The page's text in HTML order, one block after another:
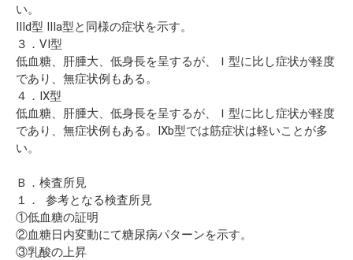
い。
IIId型 IIIa型と同様の症状を示す。
３．VI型
低血糖、肝腫大、低身長を呈するが、Ｉ型に比し症状が軽度
であり、無症状例もある。
４．IX型
低血糖、肝腫大、低身長を呈するが、Ｉ型に比し症状が軽度
であり、無症状例もある。IXb型では筋症状は軽いことが多
い。
Ｂ．検査所見
１． 参考となる検査所見
①低血糖の証明
②血糖日内変動にて糖尿病パターンを示す。
③乳酸の上昇